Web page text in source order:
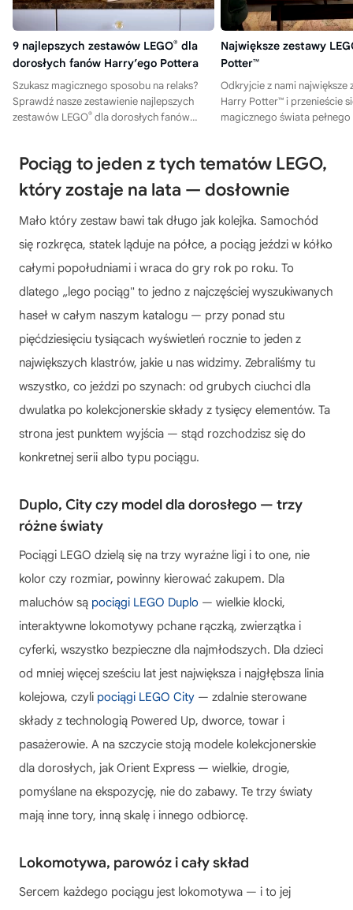
9 najlepszych zestawów LEGO® dla
dorosłych fanów Harry’ego Pottera
Szukasz magicznego sposobu na relaks?
Sprawdź nasze zestawienie najlepszych
zestawów LEGO® dla dorosłych fanów
Największe zestawy
Potter™
Odkryjcie z nami największe
Harry Potter™ i przenieście
magicznego świata pełnego
Pociąg to jeden z tych tematów LEGO,
który zostaje na lata — dosłownie
Mało który zestaw bawi tak długo jak kolejka. Samochód
się rozkręca, statek ląduje na półce, a pociąg jeździ w kółko
całymi popołudniami i wraca do gry rok po roku. To
dlatego „lego pociąg" to jedno z najczęściej wyszukiwanych
haseł w całym naszym katalogu — przy ponad stu
pięćdziesięciu tysiącach wyświetleń rocznie to jeden z
największych klastrów, jakie u nas widzimy. Zebraliśmy tu
wszystko, co jeździ po szynach: od grubych ciuchci dla
dwulatka po kolekcjonerskie składy z tysięcy elementów. Ta
strona jest punktem wyjścia — stąd rozchodzisz się do
konkretnej serii albo typu pociągu.
Duplo, City czy model dla dorosłego — trzy
różne światy
Pociągi LEGO dzielą się na trzy wyraźne ligi i to one, nie
kolor czy rozmiar, powinny kierować zakupem. Dla
maluchów są pociągi LEGO Duplo — wielkie klocki,
interaktywne lokomotywy pchane rączką, zwierzątka i
cyferki, wszystko bezpieczne dla najmłodszych. Dla dzieci
od mniej więcej sześciu lat jest największa i najgłębsza linia
kolejowa, czyli pociągi LEGO City — zdalnie sterowane
składy z technologią Powered Up, dworce, towar i
pasażerowie. A na szczycie stoją modele kolekcjonerskie
dla dorosłych, jak Orient Express — wielkie, drogie,
pomyślane na ekspozycję, nie do zabawy. Te trzy światy
mają inne tory, inną skalę i innego odbiorcę.
Lokomotywa, parowóz i cały skład
Sercem każdego pociągu jest lokomotywa — i to jej